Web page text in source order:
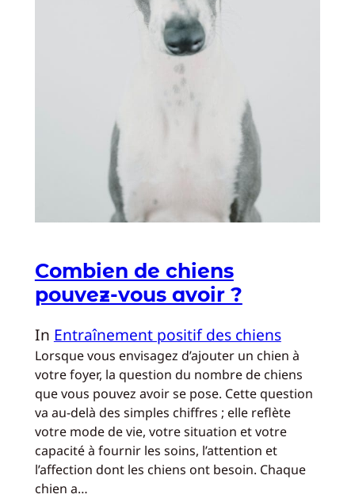
Combien de chiens
pouvez-vous avoir ?
In Entraînement positif des chiens
Lorsque vous envisagez d’ajouter un chien à
votre foyer, la question du nombre de chiens
que vous pouvez avoir se pose. Cette question
va au-delà des simples chiffres ; elle reflète
votre mode de vie, votre situation et votre
capacité à fournir les soins, l’attention et
l’affection dont les chiens ont besoin. Chaque
chien a…